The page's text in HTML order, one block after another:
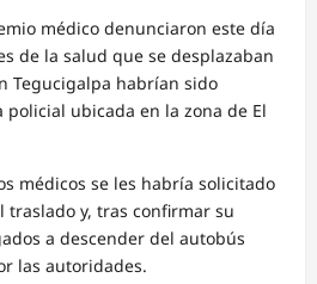
médico denunciaron este día
de la salud que se desplazaban
Tegucigalpa habrían sido
ubicada en la zona de El
médicos se les habría solicitado
y, tras confirmar su
a descender del autobús
las autoridades.